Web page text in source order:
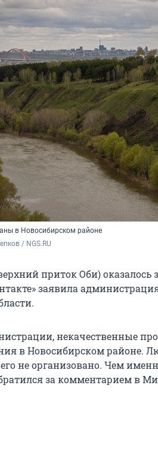
в Новосибирском районе
/ NGS.RU
приток Оби) оказалось
заявила
некачественные
в Новосибирском районе.
не организовано. Чем
за комментарием в